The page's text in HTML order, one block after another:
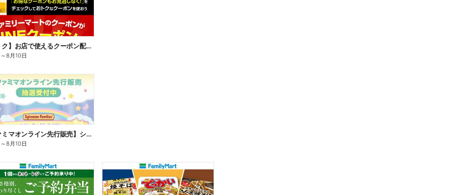
【おトク】お店で使えるクーポン配信中
～8月10日
【ファミマオンライン先行販売】シルバニアファミリー
～8月10日